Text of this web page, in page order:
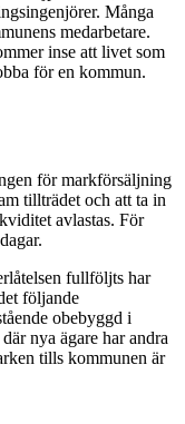
Många
medarbetare.
inse att livet som
för en kommun.
för markförsäljning
tillträdet och att ta in
avlastas. För
fullföljts har
följande
obebyggd i
nya ägare har andra
tills kommunen är